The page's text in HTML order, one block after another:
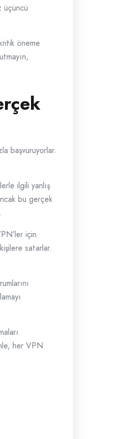
üçüncü
öneme
başvuruyorlar.
ilgili yanlış
bu gerçek
için
satarlar.
her VPN